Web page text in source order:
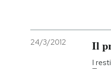
24/3/2012 Il
I